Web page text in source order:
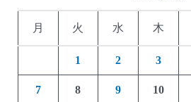
月 火 水 木
1 2 3
7 8 9 10